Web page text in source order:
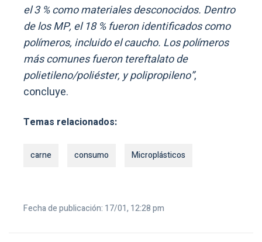
el 3 % como materiales desconocidos. Dentro
de los MP, el 18 % fueron identificados como
polímeros, incluido el caucho. Los polímeros
más comunes fueron tereftalato de
polietileno/poliéster, y polipropileno”,
concluye.
Temas relacionados:
carne consumo Microplásticos
Fecha de publicación: 17/01, 12:28 pm